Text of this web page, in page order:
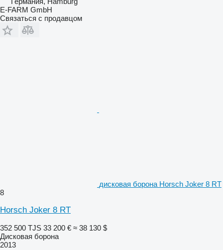
E-FARM GmbH
Связаться с продавцом
дисковая борона Horsch Joker 8 RT
8
Horsch Joker 8 RT
352 500 TJS 33 200 € ≈ 38 130 $
Дисковая борона
2013